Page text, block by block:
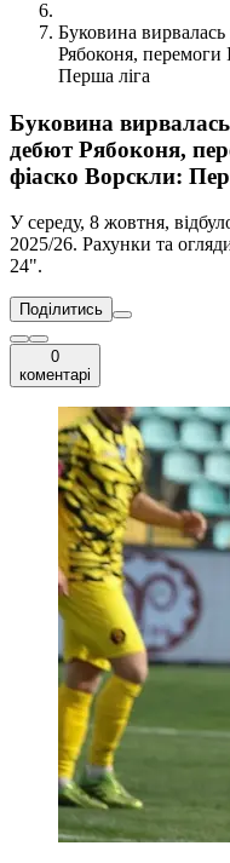
Буковина
Рябоконя, перемоги
Перша ліга
Буковина
дебют Рябоконя,
фіаско Ворскли:
У середу, 8 жовтня,
2025/26. Рахунки та
24".
Поділитись
0
коментарі